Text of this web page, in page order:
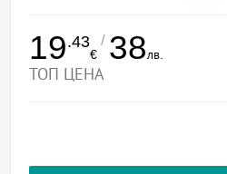
19.43
€
/ 38лв.
ТОП ЦЕНА